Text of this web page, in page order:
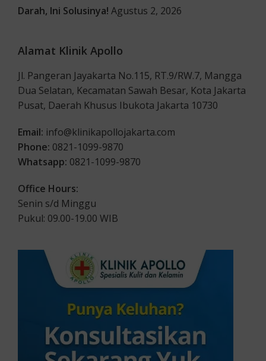
Darah, Ini Solusinya! Agustus 2, 2026
Alamat Klinik Apollo
Jl. Pangeran Jayakarta No.115, RT.9/RW.7, Mangga
Dua Selatan, Kecamatan Sawah Besar, Kota Jakarta
Pusat, Daerah Khusus Ibukota Jakarta 10730
Email: info@klinikapollojakarta.com
Phone: 0821-1099-9870
Whatsapp: 0821-1099-9870
Office Hours:
Senin s/d Minggu
Pukul: 09.00-19.00 WIB